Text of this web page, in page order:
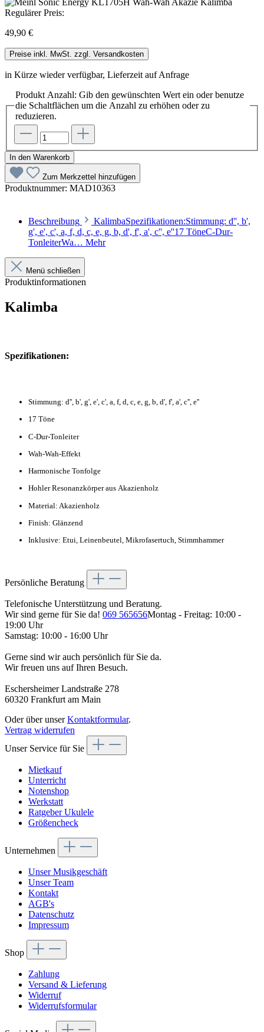
Regulärer Preis:
49,90 €
Preise inkl. MwSt. zzgl. Versandkosten
in Kürze wieder verfügbar, Lieferzeit auf Anfrage
Produkt Anzahl: Gib den gewünschten Wert ein oder benutze
die Schaltflächen um die Anzahl zu erhöhen oder zu
reduzieren.
In den Warenkorb
Zum Merkzettel hinzufügen
Produktnummer: MAD10363
Beschreibung
KalimbaSpezifikationen:Stimmung: d'', b',
g', e', c', a, f, d, c, e, g, b, d', f', a', c'', e''17 TöneC-Dur-
TonleiterWa… Mehr
Menü schließen
Produktinformationen
Kalimba
Spezifikationen:
Stimmung: d'', b', g', e', c', a, f, d, c, e, g, b, d', f', a', c'', e''
17 Töne
C-Dur-Tonleiter
Wah-Wah-Effekt
Harmonische Tonfolge
Hohler Resonanzkörper aus Akazienholz
Material: Akazienholz
Finish: Glänzend
Inklusive: Etui, Leinenbeutel, Mikrofasertuch, Stimmhammer
Persönliche Beratung
Telefonische Unterstützung und Beratung.
Wir sind gerne für Sie da! 069 565656Montag - Freitag: 10:00 -
19:00 Uhr
Samstag: 10:00 - 16:00 Uhr
Gerne sind wir auch persönlich für Sie da.
Wir freuen uns auf Ihren Besuch.
Eschersheimer Landstraße 278
60320 Frankfurt am Main
Oder über unserKontaktformular.
Vertrag widerrufen
Unser Service für Sie
Mietkauf
Unterricht
Notenshop
Werkstatt
Ratgeber Ukulele
Größencheck
Unternehmen
Unser Musikgeschäft
Unser Team
Kontakt
AGB's
Datenschutz
Impressum
Shop
Zahlung
Versand & Lieferung
Widerruf
Widerrufsformular